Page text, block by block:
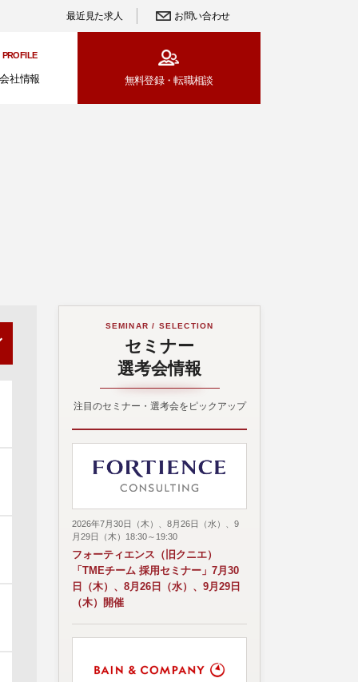
最近見た求人 お問い合わせ
PROFILE
会社情報 無料登録・転職相談
SEMINAR / SELECTION
セミナー
選考会情報
注目のセミナー・選考会をピックアップ
2026年7月30日（木）、8月26日（水）、9
月29日（木）18:30～19:30
フォーティエンス（旧クニエ）
「TMEチーム 採用セミナー」7月30
日（木）、8月26日（水）、9月29日
（木）開催